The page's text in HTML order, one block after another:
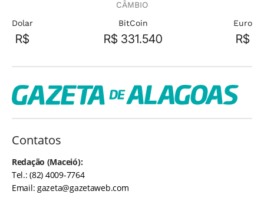
CÂMBIO
Dolar
R$
BitCoin
R$ 331.540
Euro
R$
Contatos
Redação (Maceió):
Tel.: (82) 4009-7764
Email:gazeta@gazetaweb.com